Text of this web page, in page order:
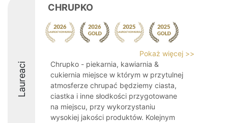
Laureaci
CHRUPKO
Pokaż więcej >>
Chrupko - piekarnia, kawiarnia &
cukiernia miejsce w którym w przytulnej
atmosferze chrupać będziemy ciasta,
ciastka i inne słodkości przygotowane
na miejscu, przy wykorzystaniu
wysokiej jakości produktów. Kolejnym